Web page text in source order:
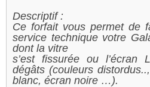
Descriptif :
Ce forfait vous permet de
service technique votre
dont la vitre
s’est fissurée ou
dégâts (couleurs
blanc, écran noire …).